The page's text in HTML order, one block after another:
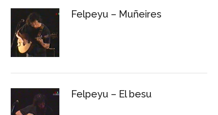
Felpeyu – Muñeires
Felpeyu – El besu